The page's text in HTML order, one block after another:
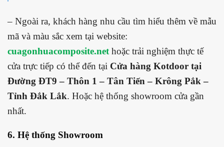
– Ngoài ra, khách hàng nhu cầu tìm hiểu thêm về mẫu
mã và màu sắc xem tại website:
cuagonhuacomposite.net hoặc trải nghiệm thực tế
cửa trực tiếp có thể đến tại Cửa hàng Kotdoor tại
Đường ĐT9 – Thôn 1 – Tân Tiến – Krông Pắk –
Tỉnh Đắk Lắk. Hoặc hệ thống showroom cửa gần
nhất.
6. Hệ thống Showroom